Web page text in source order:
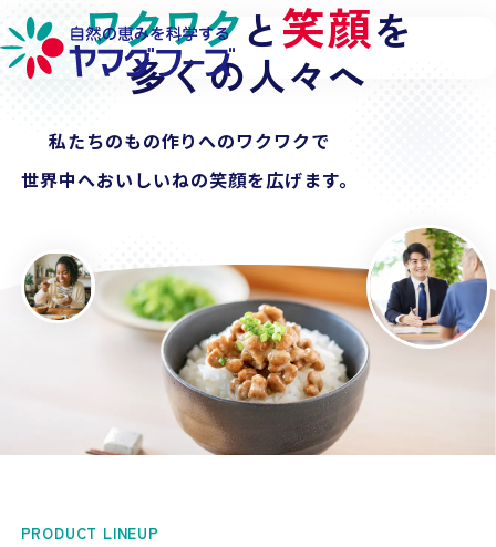
本文へ移動 ワクワクと笑顔を
多くの人々へ
私たちのもの作りへのワクワクで
世界中へおいしいねの笑顔を広げます。
私たちの探求心で
納豆の世界を広げる
チルドから冷凍、フリーズドライへ。
食卓から業務用、そして世界へ。
PRODUCT LINEUP